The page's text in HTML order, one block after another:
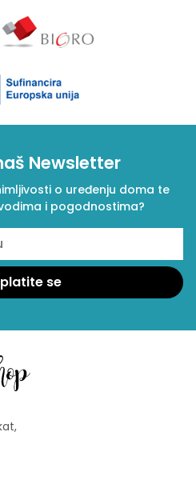
Newsletter
o uređenju doma te
i pogodnostima?